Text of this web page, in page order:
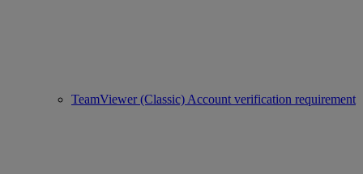
TeamViewer (Classic) Account verification requirement